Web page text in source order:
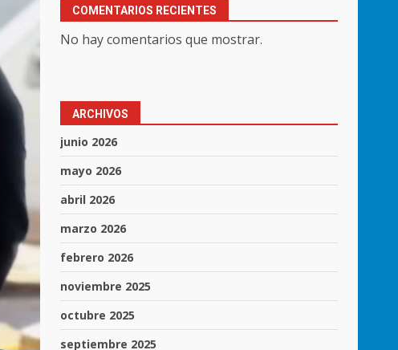
COMENTARIOS RECIENTES
No hay comentarios que mostrar.
ARCHIVOS
junio 2026
mayo 2026
abril 2026
marzo 2026
febrero 2026
noviembre 2025
octubre 2025
septiembre 2025